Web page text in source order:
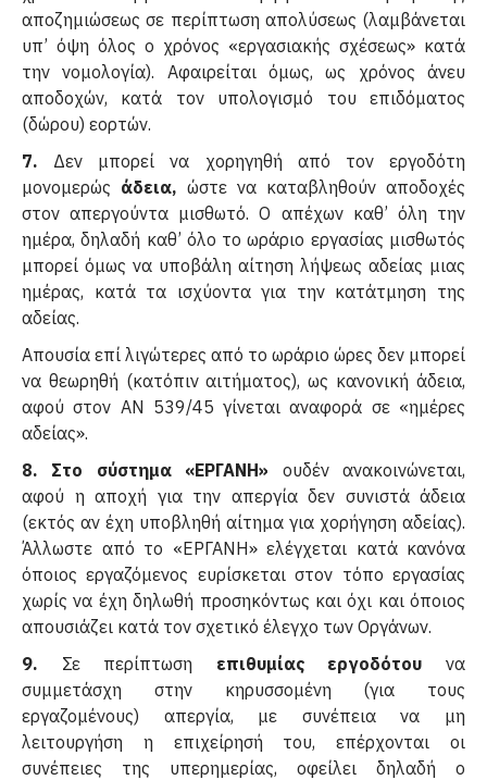
αποζημιώσεως σε περίπτωση απολύσεως (λαμβάνεται
υπ’ όψη όλος ο χρόνος «εργασιακής σχέσεως» κατά
την νομολογία). Αφαιρείται όμως, ως χρόνος άνευ
αποδοχών, κατά τον υπολογισμό του επιδόματος
(δώρου) εορτών.
7. Δεν μπορεί να χορηγηθή από τον εργοδότη
μονομερώς άδεια, ώστε να καταβληθούν αποδοχές
στον απεργούντα μισθωτό. Ο απέχων καθ’ όλη την
ημέρα, δηλαδή καθ’ όλο το ωράριο εργασίας μισθωτός
μπορεί όμως να υποβάλη αίτηση λήψεως αδείας μιας
ημέρας, κατά τα ισχύοντα για την κατάτμηση της
αδείας.
Απουσία επί λιγώτερες από το ωράριο ώρες δεν μπορεί
να θεωρηθή (κατόπιν αιτήματος), ως κανονική άδεια,
αφού στον ΑΝ 539/45 γίνεται αναφορά σε «ημέρες
αδείας».
8. Στο σύστημα «ΕΡΓΑΝΗ» ουδέν ανακοινώνεται,
αφού η αποχή για την απεργία δεν συνιστά άδεια
(εκτός αν έχη υποβληθή αίτημα για χορήγηση αδείας).
Άλλωστε από το «ΕΡΓΑΝΗ» ελέγχεται κατά κανόνα
όποιος εργαζόμενος ευρίσκεται στον τόπο εργασίας
χωρίς να έχη δηλωθή προσηκόντως και όχι και όποιος
απουσιάζει κατά τον σχετικό έλεγχο των Οργάνων.
9. Σε περίπτωση επιθυμίας εργοδότου να
συμμετάσχη στην κηρυσσομένη (για τους
εργαζομένους) απεργία, με συνέπεια να μη
λειτουργήση η επιχείρησή του, επέρχονται οι
συνέπειες της υπερημερίας, οφείλει δηλαδή ο